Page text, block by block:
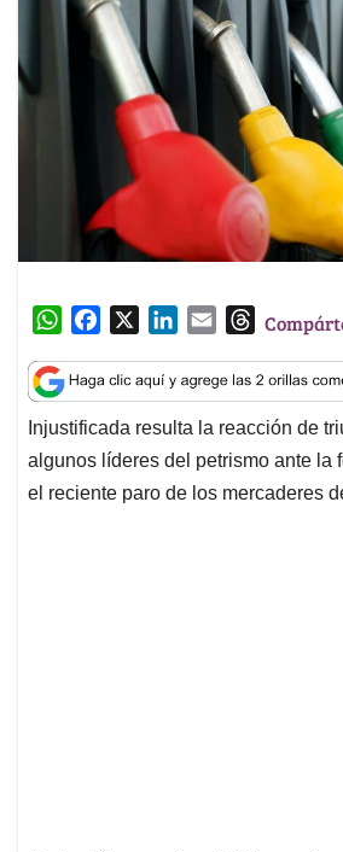
W
a
t
s
A
p
c
e
b
o
o
n
k
e
d
I
a
i
l
T
r
e
a
d
s
Injustificada resulta la reacción de
algunos líderes del petrismo ante la
el reciente paro de los mercaderes